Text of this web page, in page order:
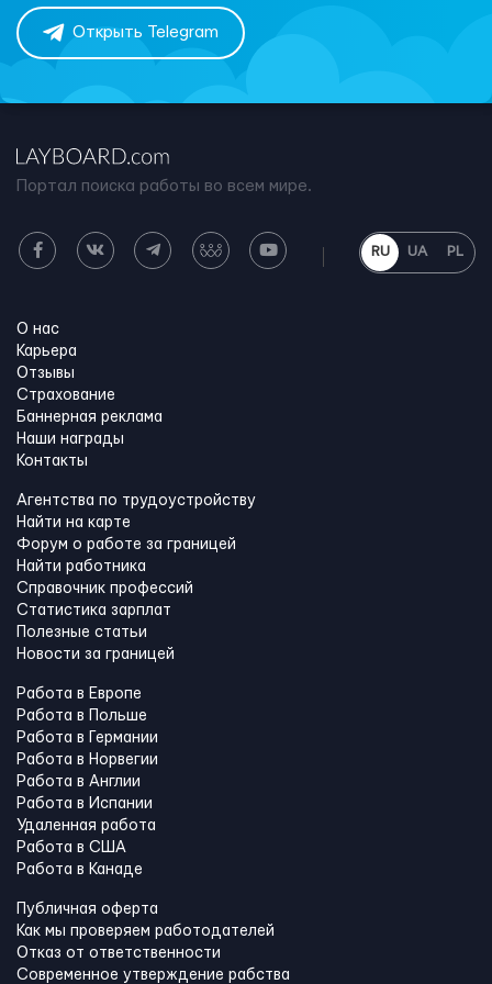
Открыть Telegram
Портал поиска работы во всем мире.
RU UA PL
О нас
Карьера
Отзывы
Страхование
Баннерная реклама
Наши награды
Контакты
Агентства по трудоустройству
Найти на карте
Форум о работе за границей
Найти работника
Справочник профессий
Статистика зарплат
Полезные статьи
Новости за границей
Работа в Европе
Работа в Польше
Работа в Германии
Работа в Норвегии
Работа в Англии
Работа в Испании
Удаленная работа
Работа в США
Работа в Канадe
Публичная оферта
Как мы проверяем работодателей
Отказ от ответственности
Современное утверждение рабства